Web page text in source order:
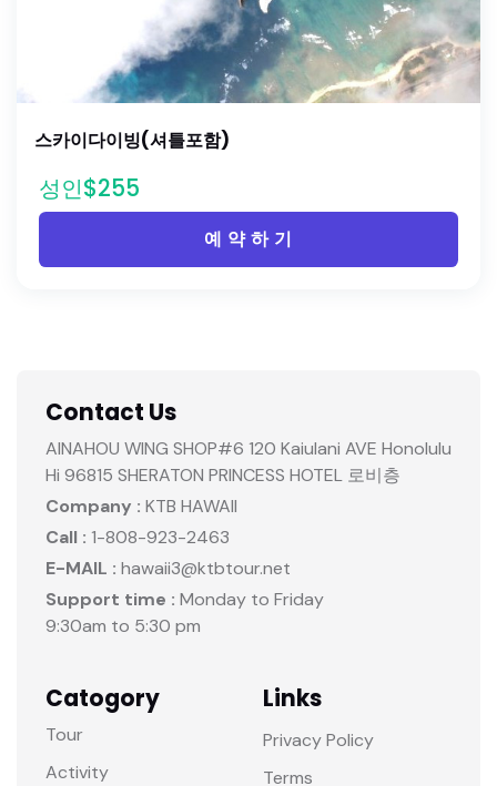
스카이다이빙(셔틀포함)
성인$255
예 약 하 기
Contact Us
AINAHOU WING SHOP#6 120 Kaiulani AVE Honolulu
Hi 96815 SHERATON PRINCESS HOTEL 로비층
Company : KTB HAWAII
Call : 1-808-923-2463
E-MAIL : hawaii3@ktbtour.net
Support time : Monday to Friday
9:30am to 5:30 pm
Catogory
Tour
Activity
Links
Privacy Policy
Terms